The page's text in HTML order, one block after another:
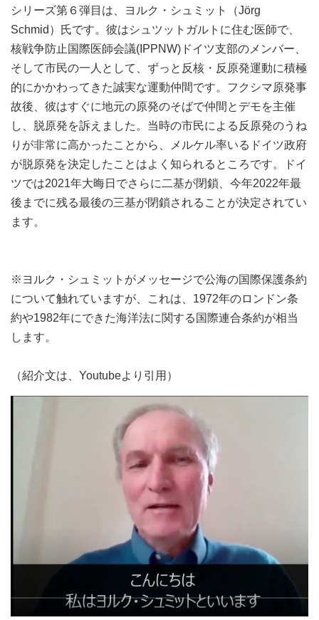
シリーズ第６弾目は、ヨルク・シュミット（Jörg
Schmid）氏です。彼はシュツットガルトに住む医師で、
核戦争防止国際医師会議(IPPNW)ドイツ支部のメンバー、
そして市民の一人として、ずっと反核・反原発運動に積極
的にかかわってきた誠実な運動仲間です。フクシマ原発事
故後、彼はすぐに地元の原発のそばで仲間とデモを主催
し、脱原発を訴えました。当時の市民による反原発のうね
りが非常に高かったことから、メルケル率いるドイツ政府
が脱原発を決定したことはよく知られるところです。ドイ
ツでは2021年大晦日でさらに二基が閉鎖、今年2022年最
後までに残る最後の三基が閉鎖されることが決定されてい
ます。
※ヨルク・シュミットがメッセージで公海の国際保護条約
について触れていますが、これは、1972年のロンドン条
約や1982年にできた海洋法に関する国際連合条約が相当
します。
（紹介文は、Youtubeより引用）